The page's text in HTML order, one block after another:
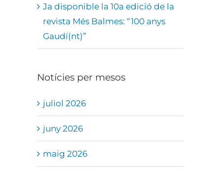
Ja disponible la 10a edició de la
revista Més Balmes: “100 anys
Gaudí(nt)”
Notícies per mesos
juliol 2026
juny 2026
maig 2026